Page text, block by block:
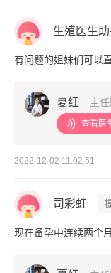
生殖医生
有问题的姐妹们可以
夏红 主
查看医
2022-12-02 11:02:51
司彩虹
现在备孕中连续两个